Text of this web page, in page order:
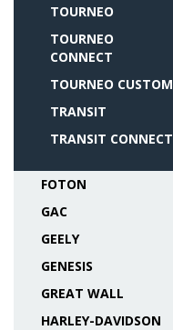
TOURNEO
TOURNEO
CONNECT
TOURNEO CUSTOM
TRANSIT
TRANSIT CONNECT
FOTON
GAC
GEELY
GENESIS
GREAT WALL
HARLEY-DAVIDSON